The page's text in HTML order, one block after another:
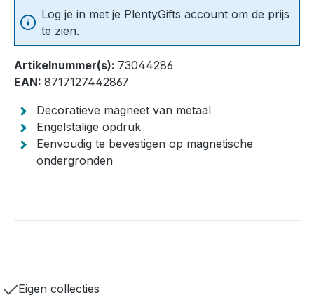
Log je in met je PlentyGifts account om de prijs
te zien.
Artikelnummer(s): 73044286
EAN: 8717127442867
Decoratieve magneet van metaal
Engelstalige opdruk
Eenvoudig te bevestigen op magnetische
ondergronden
Eigen collecties